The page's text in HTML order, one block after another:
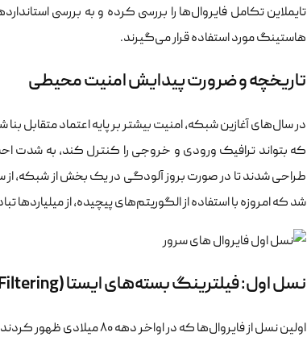
تایملاین تکامل فایروال‌ها را بررسی کرده و به بررسی
هاستینگ مورد استفاده قرار می‌گیرند.
تاریخچه و ضرورت پیدایش امنیت محیطی
در سال‌های آغازین شبکه، امنیت بیشتر بر پایه اعتماد متقابل
که بتواند ترافیک ورودی و خروجی را کنترل کند، به شدت
طراحی شدند تا در صورت بروز آلودگی در یک بخش از شبکه،
شد که امروزه با استفاده از الگوریتم‌های پیچیده، از
نسل اول: فیلترینگ بسته‌های ایستا (Packet Filtering)